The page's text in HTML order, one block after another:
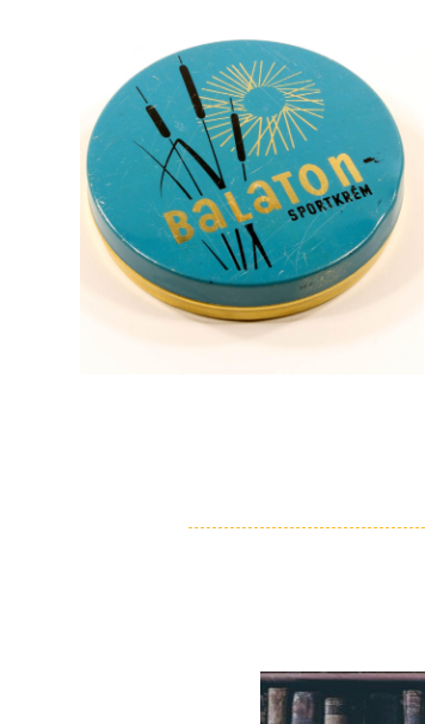
Balatoni nyár ⛵️ |
MuseuMap